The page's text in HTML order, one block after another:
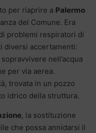
per riaprire a Palermo
del Comune. Era
problemi respiratori di
diversi accertamenti:
nell’acqua
per via aerea.
trovata in un pozzo
idrico della struttura.
, la sostituzione
che possa annidarsi il